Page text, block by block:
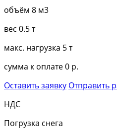
объём 8 м3
вес 0.5 т
макс. нагрузка 5 т
сумма к оплате0 р.
Оставить заявку Отправить
НДС
Погрузка снега